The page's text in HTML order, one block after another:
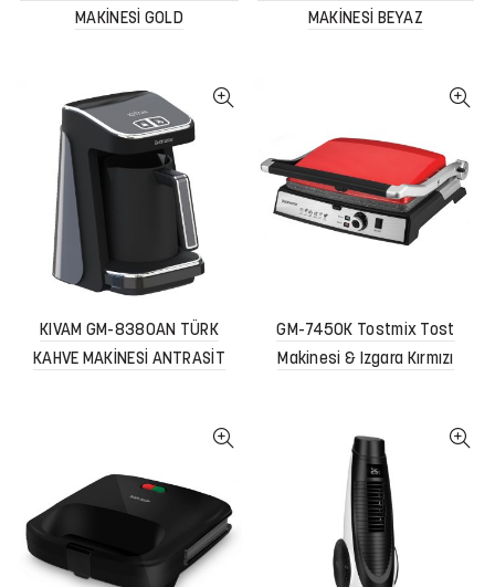
MAKİNESİ GOLD
MAKİNESİ BEYAZ
KIVAM GM-8380AN TÜRK
KAHVE MAKİNESİ ANTRASİT
GM-7450K Tostmix Tost
Makinesi & Izgara Kırmızı